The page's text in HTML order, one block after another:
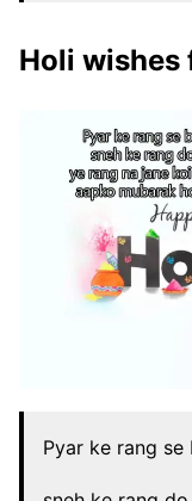
Holi wishes
Pyar ke rang